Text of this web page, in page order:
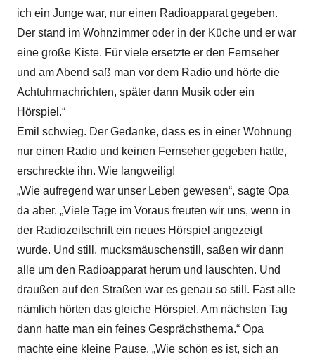
ich ein Junge war, nur einen Radioapparat gegeben.
Der stand im Wohnzimmer oder in der Küche und er war
eine große Kiste. Für viele ersetzte er den Fernseher
und am Abend saß man vor dem Radio und hörte die
Achtuhrnachrichten, später dann Musik oder ein
Hörspiel.“
Emil schwieg. Der Gedanke, dass es in einer Wohnung
nur einen Radio und keinen Fernseher gegeben hatte,
erschreckte ihn. Wie langweilig!
„Wie aufregend war unser Leben gewesen“, sagte Opa
da aber. „Viele Tage im Voraus freuten wir uns, wenn in
der Radiozeitschrift ein neues Hörspiel angezeigt
wurde. Und still, mucksmäuschenstill, saßen wir dann
alle um den Radioapparat herum und lauschten. Und
draußen auf den Straßen war es genau so still. Fast alle
nämlich hörten das gleiche Hörspiel. Am nächsten Tag
dann hatte man ein feines Gesprächsthema.“ Opa
machte eine kleine Pause. „Wie schön es ist, sich an